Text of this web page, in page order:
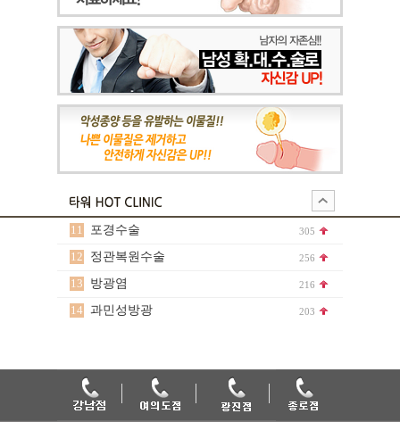
11 포경수술 305
12 정관복원수술 256
13 방광염 216
14 과민성방광 203